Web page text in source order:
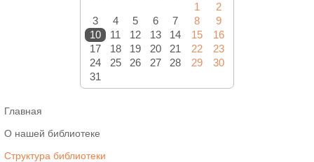
1
2
3
4 5 6 7 8
9
10
11 12 13 14 15
16
17
18 19 20 21 22
23
24
25 26 27 28 29
30
31
Главная
О нашей библиотеке
Структура библиотеки